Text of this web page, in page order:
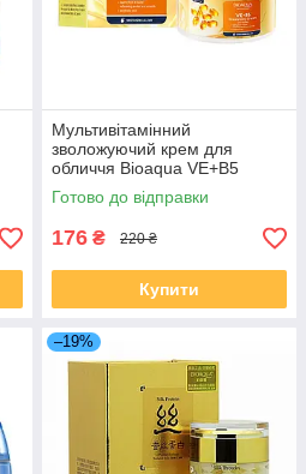
Мультивітамінний
зволожуючий крем для
обличчя Bioaqua VE+B5
Moisturizing Cream з
антиоксидантами, 50 г
Готово до відправки
176 ₴ 220 ₴
Купити
–19%